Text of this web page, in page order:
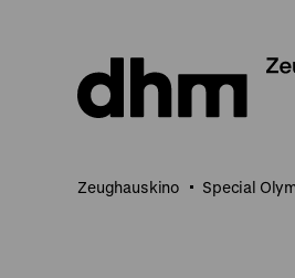
Seiteninhalt
springen
Zeughauskino Special